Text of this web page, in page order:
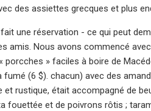
des assiettes grecques et plus
une réservation - ce qui peut
amis. Nous avons commencé
porcches » faciles à boire de
(6 $). chacun) avec des
et rustique, était accompagné de
fouettée et de poivrons rôtis ;